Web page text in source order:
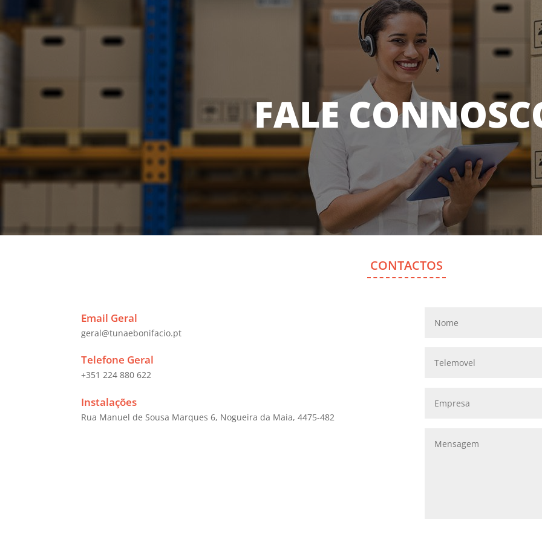
FALE
CONTACTOS
Email Geral
geral@tunaebonifacio.pt
Telefone Geral
+351 224 880 622
Instalações
Rua Manuel de Sousa Marques 6, Nogueira da Maia, 4475-482